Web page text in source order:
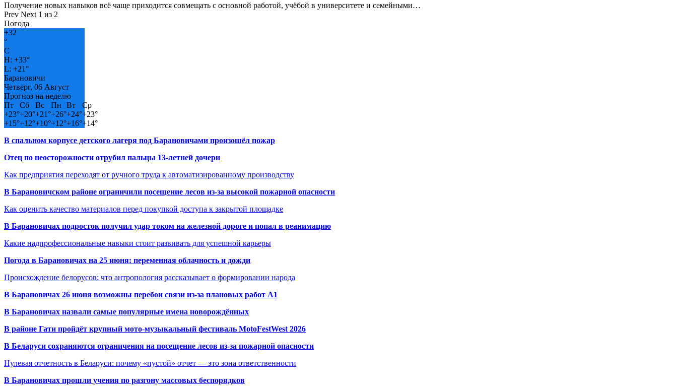
Получение новых навыков всё чаще приходится совмещать с основной работой, учёбой в университете и семейными…
Prev Next 1 из 2
Погода
+32
°
C
H: +33°
L: +21°
Барановичи
Четверг, 06 Август
Прогноз на неделю
Пт
Сб Вс Пн Вт
Ср
+23°+20°+21°+26°+24°+23°
+15°+12°+10°+12°+16°+14°
В спальном корпусе детского лагеря под Барановичами произошёл пожар
Отец по неосторожности отрубил пальцы 13-летней дочери
Как предприятия переходят от ручного труда к автоматизированному производству
В Барановичском районе ограничили посещение лесов из-за высокой пожарной опасности
Как оценить качество материалов перед покупкой доступа к закрытой площадке
В Барановичах подросток получил удар током на железной дороге и попал в реанимацию
Какие надпрофессиональные навыки стоит развивать для успешной карьеры
Погода в Барановичах на 25 июня: переменная облачность и дожди
Происхождение белорусов: что антропология рассказывает о формировании народа
В Барановичах 26 июня возможны перебои связи из-за плановых работ A1
В Барановичах назвали самые популярные имена новорождённых
В районе Гати пройдёт крупный мото-музыкальный фестиваль MotoFestWest 2026
В Беларуси сохраняются ограничения на посещение лесов из-за пожарной опасности
Нулевая отчетность в Беларуси: почему «пустой» отчет — это зона ответственности
В Барановичах прошли учения по разгону массовых беспорядков